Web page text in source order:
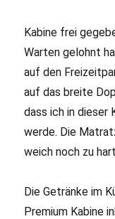
Kabine frei
Warten gelohnt
auf den
auf das breite
dass ich in dieser
werde. Die
weich noch zu
Die Getränke im
Premium Kabine